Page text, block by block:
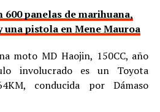
600 panelas de marihuana,
una pistola en Mene Mauroa
moto MD Haojin, 150CC, año
involucrado es un Toyota
conducida por Dámaso